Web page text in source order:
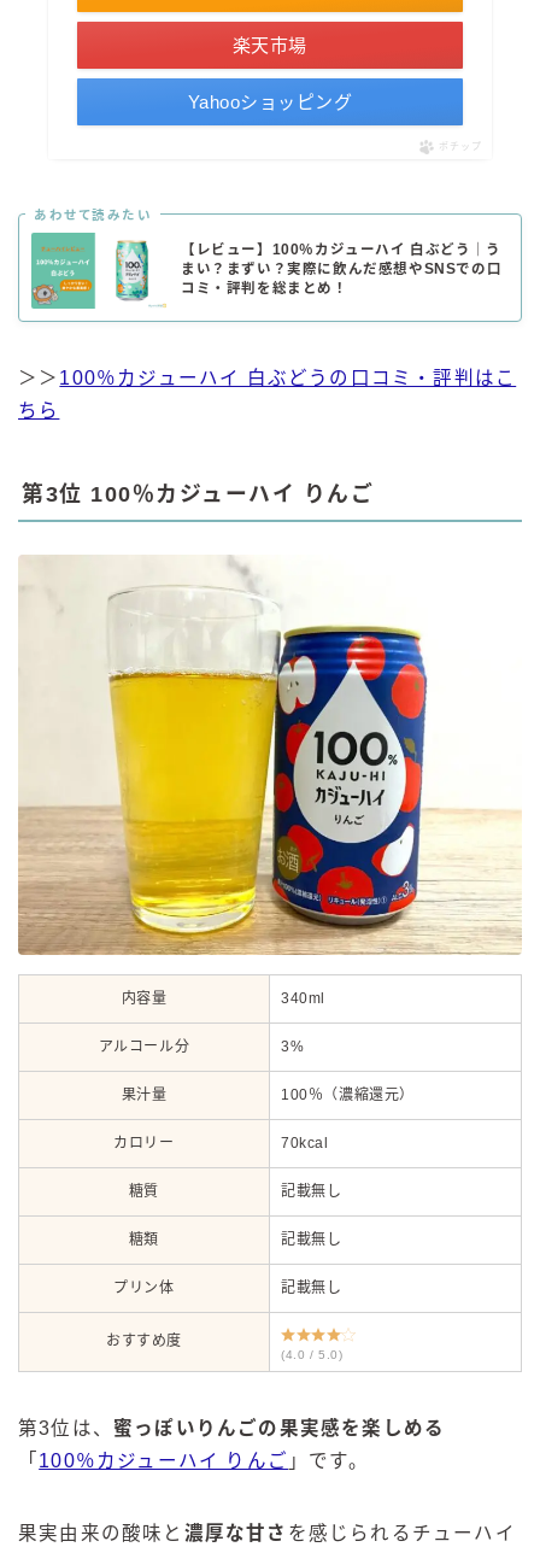
楽天市場
Yahooショッピング
ポチップ
あわせて読みたい
【レビュー】100％カジューハイ 白ぶどう｜う
まい？まずい？実際に飲んだ感想やSNSでの口
コミ・評判を総まとめ！
＞＞ 100％カジューハイ 白ぶどうの口コミ・評判はこ
ちら
第3位 100％カジューハイ りんご
内容量 340ml
アルコール分 3%
果汁量 100％（濃縮還元）
カロリー 70kcal
糖質 記載無し
糖類 記載無し
プリン体 記載無し
おすすめ度
(4.0 / 5.0)
第3位は、 蜜っぽいりんごの果実感を楽しめる
「 100％カジューハイ りんご 」です。
果実由来の酸味と 濃厚な甘さ を感じられるチューハイ
缶チューハイの売れ筋ランキングはこちら